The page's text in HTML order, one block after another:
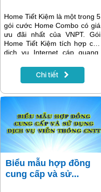
Home Tiết Kiệm là một trong 5
gói cước Home Combo có giá
ưu đãi nhất của VNPT. Gói
Home Tiết Kiệm tích hợp các
dịch vụ Internet cáp quang,
thoại và data cho khách hàng
chỉ với giá 239.000đ/tháng.
MIỄN PHÍ đến 2 tháng sử
dụng khi thanh toán trước
cước. Cùng tìm hiểu về gói
cước qua nội dung bài viết
dưới đây!
Chi tiết
Biểu mẫu hợp đồng
cung cấp và sử...